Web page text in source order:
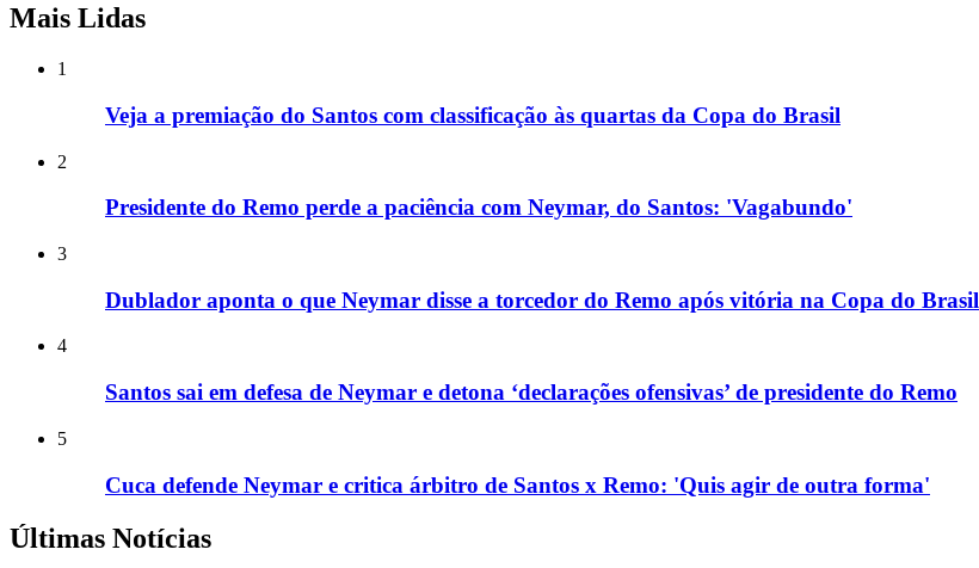
Mais Lidas
1
Veja a premiação do Santos com classificação às quartas da Copa do Brasil
2
Presidente do Remo perde a paciência com Neymar, do Santos: 'Vagabundo'
3
Dublador aponta o que Neymar disse a torcedor do Remo após vitória na Copa do Brasil
4
Santos sai em defesa de Neymar e detona ‘declarações ofensivas’ de presidente do Remo
5
Cuca defende Neymar e critica árbitro de Santos x Remo: 'Quis agir de outra forma'
Últimas Notícias